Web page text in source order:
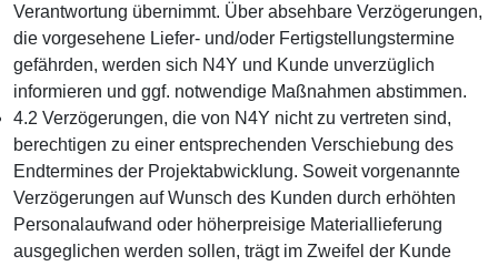
Verantwortung übernimmt. Über absehbare Verzögerungen,
die vorgesehene Liefer- und/oder Fertigstellungstermine
gefährden, werden sich N4Y und Kunde unverzüglich
informieren und ggf. notwendige Maßnahmen abstimmen.
4.2 Verzögerungen, die von N4Y nicht zu vertreten sind,
berechtigen zu einer entsprechenden Verschiebung des
Endtermines der Projektabwicklung. Soweit vorgenannte
Verzögerungen auf Wunsch des Kunden durch erhöhten
Personalaufwand oder höherpreisige Materiallieferung
ausgeglichen werden sollen, trägt im Zweifel der Kunde